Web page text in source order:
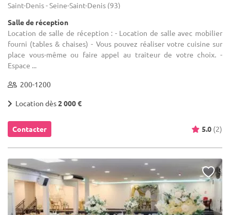
Saint-Denis - Seine-Saint-Denis (93)
Salle de réception
Location de salle de réception : - Location de salle avec mobilier
fourni (tables & chaises) - Vous pouvez réaliser votre cuisine sur
place vous-même ou faire appel au traiteur de votre choix. -
Espace ...
200-1200
Location dès2 000 €
Contacter 5.0 (2)